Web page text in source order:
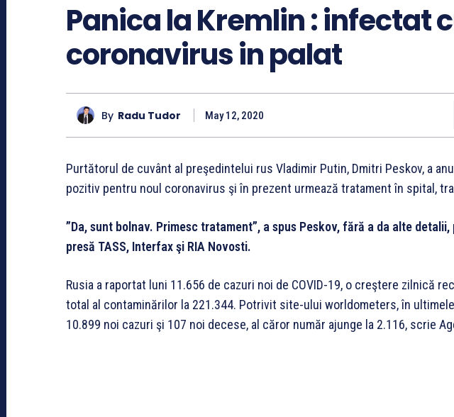
Panica la Kremlin : infectat
coronavirus in palat
By Radu Tudor May 12, 2020
Purtătorul de cuvânt al preşedintelui rus Vladimir Putin, Dmitri Peskov, a
pozitiv pentru noul coronavirus şi în prezent urmează tratament în spital,
”Da, sunt bolnav. Primesc tratament”, a spus Peskov, fără a da alte
presă TASS, Interfax şi RIA Novosti.
Rusia a raportat luni 11.656 de cazuri noi de COVID-19, o creştere zilnică
total al contaminărilor la 221.344. Potrivit site-ului worldometers, în
10.899 noi cazuri şi 107 noi decese, al căror număr ajunge la 2.116, scrie